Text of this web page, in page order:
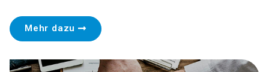
Mehr dazu